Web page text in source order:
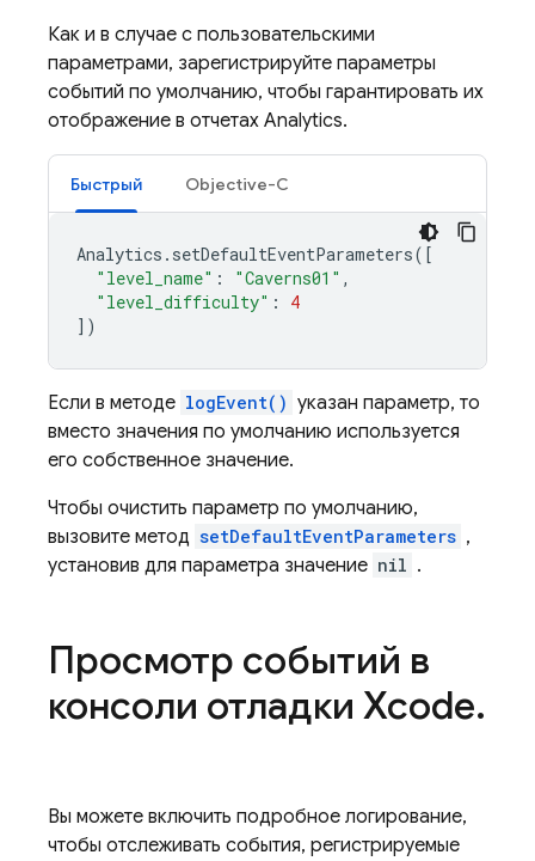
Как и в случае с пользовательскими
параметрами, зарегистрируйте параметры
событий по умолчанию, чтобы гарантировать их
отображение в отчетах Analytics.
Быстрый Objective-C
Analytics . setDefaultEventParameters([
"level_name" : "Caverns01" ,
"level_difficulty" :
4
])
Если в методе logEvent() указан параметр, то
вместо значения по умолчанию используется
его собственное значение.
Чтобы очистить параметр по умолчанию,
вызовите метод setDefaultEventParameters ,
установив для параметра значение nil .
Просмотр событий в
консоли отладки Xcode.
Вы можете включить подробное логирование,
чтобы отслеживать события, регистрируемые